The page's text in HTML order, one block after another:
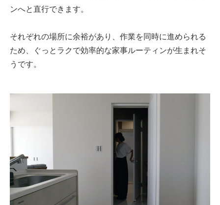
ンへと直行できます。
それぞれの場所に余裕があり、作業を同時に進められる
ため、ぐっとラクで効率的な家事ルーティンが生まれそ
うです。